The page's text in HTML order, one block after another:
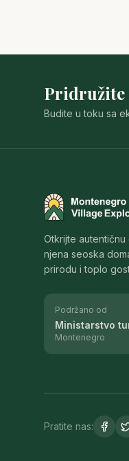
Pridružite
Budite u toku sa
Montenegro
Otkrijte
njena seoska
prirodu i toplo
Podržano od
Ministarstvo
Montenegro
Pratite nas: